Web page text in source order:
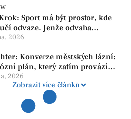
Sport má být prostor, kde
odvaze. Jenže odvaha
tam, kde se bojí udělat chybu.
2026
Konverze městských lázní:
plán, který zatím provází
než jistot
2026
Zobrazit více článků